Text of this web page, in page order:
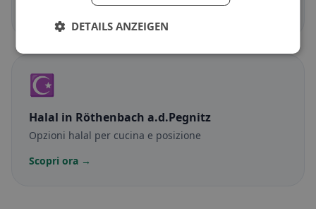
☪️
Halal in Röthenbach a.d.Pegnitz
Opzioni halal per cucina e posizione
Scopri ora →
DETAILS ANZEIGEN